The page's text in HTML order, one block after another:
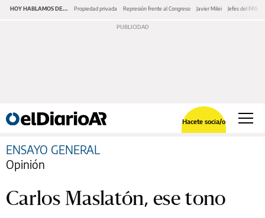
HOY HABLAMOS DE... Propiedad privada Represión frente al Congreso Javier Milei Jefes del PAMI
Hacete socia/o
ENSAYO GENERAL
Opinión
Carlos Maslatón, ese tono